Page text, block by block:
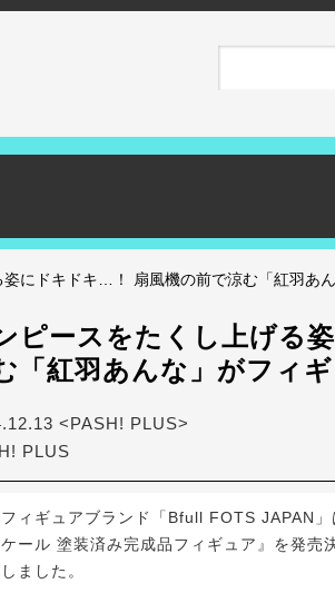
にドキドキ…！ 扇風機の前で涼む「紅羽あ
ピースをたくし上げる
「紅羽あんな」がフィ
<PASH! PLUS>
PLUS
ィギュアブランド「Bfull FOTS JAPAN
ケール 塗装済み完成品フィギュア』を発
ました。